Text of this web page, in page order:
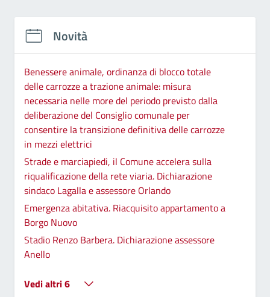
Novità
Benessere animale, ordinanza di blocco totale
delle carrozze a trazione animale: misura
necessaria nelle more del periodo previsto dalla
deliberazione del Consiglio comunale per
consentire la transizione definitiva delle carrozze
in mezzi elettrici
Strade e marciapiedi, il Comune accelera sulla
riqualificazione della rete viaria. Dichiarazione
sindaco Lagalla e assessore Orlando
Emergenza abitativa. Riacquisito appartamento a
Borgo Nuovo
Stadio Renzo Barbera. Dichiarazione assessore
Anello
Vedi altri 6